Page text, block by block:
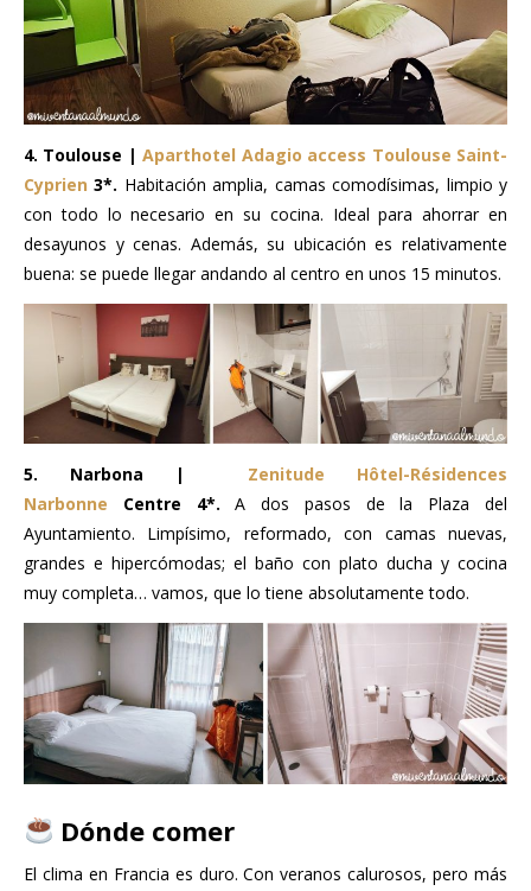
4. Toulouse |Aparthotel Adagio access Toulouse Saint-
Cyprien 3*. Habitación amplia, camas comodísimas, limpio y
con todo lo necesario en su cocina. Ideal para ahorrar en
desayunos y cenas. Además, su ubicación es relativamente
buena: se puede llegar andando al centro en unos 15 minutos.
5. Narbona | Zenitude Hôtel-Résidences
Narbonne Centre 4*. A dos pasos de la Plaza del
Ayuntamiento. Limpísimo, reformado, con camas nuevas,
grandes e hipercómodas; el baño con plato ducha y cocina
muy completa… vamos, que lo tiene absolutamente todo.
Dónde comer
El clima en Francia es duro. Con veranos calurosos, pero más